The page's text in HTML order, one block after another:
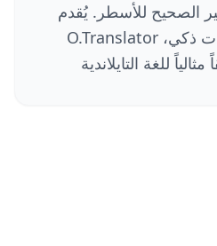
الصحيح للأسطر. يُقدم
O.Translator محرك تقطيع كلمات ذكي،